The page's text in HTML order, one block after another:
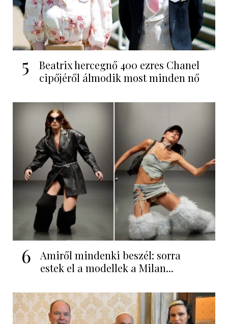
5
Beatrix hercegnő 400 ezres Chanel
cipőjéről álmodik most minden nő
6
Amiről mindenki beszél: sorra
estek el a modellek a Milan...